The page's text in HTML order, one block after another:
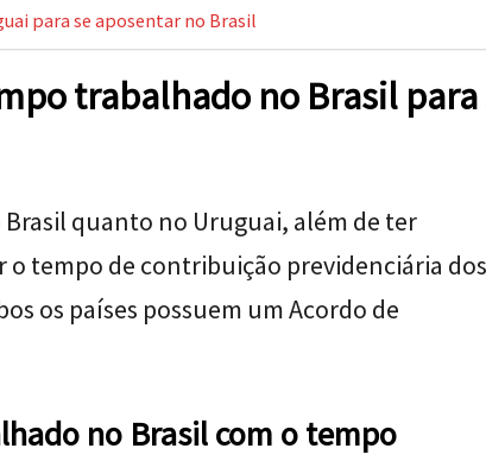
para se aposentar no Brasil
trabalhado no Brasil para
quanto no Uruguai, além de ter
tempo de contribuição previdenciária dos
os países possuem um Acordo de
no Brasil com o tempo